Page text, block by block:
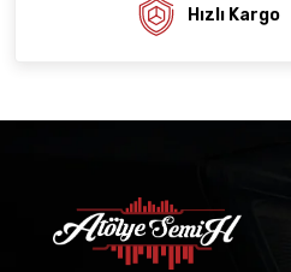
Hızlı Kargo